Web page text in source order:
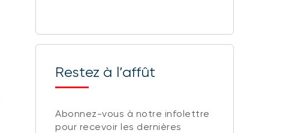
Restez à l’affût
Abonnez-vous à notre infolettre
pour recevoir les dernières